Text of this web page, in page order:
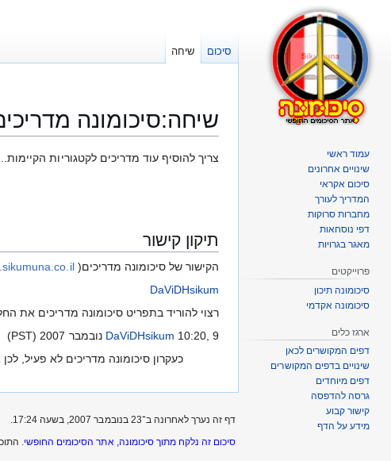
שיחה:סיכומונה
קפיצה
קפיצה
צריך להוסיף עוד מדריכים לקטגוריות
תיקון קישור
הקישור של סיכומונה מדריכים(
DaViDHsikum
רצוי להוריד בתפריט סיכומונה מדריכים את
DaViDHsikum 10:20, 9 נובמבר 2007 (PST)
כעקרון סיכומונה מדריכים לא פעיל,
סיכום שיחה
עמוד ראשי
שינויים אחרונים
סיכום אקראי
המדריך לעורך
מחברות סרוקות
דפי נוסחאות
מאגר בגרויות
פרוייקטים
סיכומונה תיכון
סיכומונה אקדמי
ארגז כלים
דפים המקושרים לכאן
שינויים בדפים המקושרים
דפים מיוחדים
גרסה להדפסה
קישור קבוע
מידע על הדף
דף זה נערך לאחרונה ב־23 בנובמבר 2007, בשעה 17:24.
סיכום זה נלקח מתוך סיכומונה, אתר הסיכומים החופשי.